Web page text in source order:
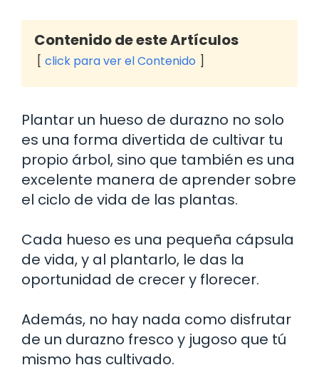
Contenido de este Artículos
click para ver el Contenido
Plantar un hueso de durazno no solo
es una forma divertida de cultivar tu
propio árbol, sino que también es una
excelente manera de aprender sobre
el ciclo de vida de las plantas.
Cada hueso es una pequeña cápsula
de vida, y al plantarlo, le das la
oportunidad de crecer y florecer.
Además, no hay nada como disfrutar
de un durazno fresco y jugoso que tú
mismo has cultivado.